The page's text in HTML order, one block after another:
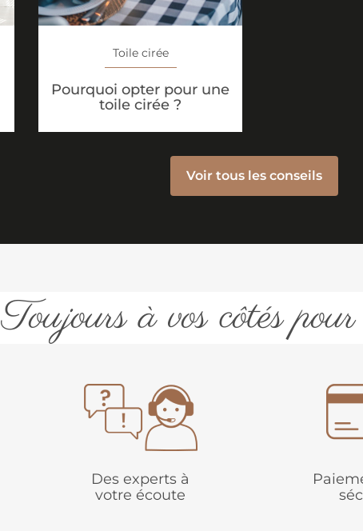
Toile cirée
Pourquoi opter pour une
toile cirée ?
Voir tous les conseils
Toujours à vos côtés
Des experts à
votre écoute